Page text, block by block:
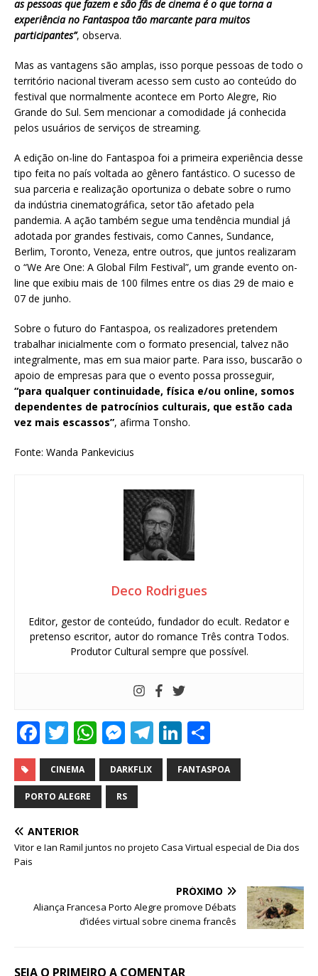
as pessoas que fazem e são fãs de cinema é o que torna a
experiência no Fantaspoa tão marcante para muitos
participantes”, observa.
Mas as vantagens são amplas, isso porque pessoas de todo o
território nacional tiveram acesso sem custo ao conteúdo do
festival que normalmente acontece em Porto Alegre, Rio
Grande do Sul. Sem mencionar a comodidade já conhecida
pelos usuários de serviços de streaming.
A edição on-line do Fantaspoa foi a primeira experiência desse
tipo feita no país voltada ao gênero fantástico. O sucesso de
sua parceria e realização oportuniza o debate sobre o rumo
da indústria cinematográfica, setor tão afetado pela
pandemia. A ação também segue uma tendência mundial já
adotada por grandes festivais, como Cannes, Sundance,
Berlim, Toronto, Veneza, entre outros, que juntos realizaram
o “We Are One: A Global Film Festival”, um grande evento on-
line que exibiu mais de 100 filmes entre os dias 29 de maio e
07 de junho.
Sobre o futuro do Fantaspoa, os realizadores pretendem
trabalhar inicialmente com o formato presencial, talvez não
integralmente, mas em sua maior parte. Para isso, buscarão o
apoio de empresas para que o evento possa prosseguir,
“para qualquer continuidade, física e/ou online, somos
dependentes de patrocínios culturais, que estão cada
vez mais escassos”, afirma Tonsho.
Fonte: Wanda Pankevicius
Deco Rodrigues
Editor, gestor de conteúdo, fundador do ecult. Redator e
pretenso escritor, autor do romance Três contra Todos.
Produtor Cultural sempre que possível.
F
a
c
e
b
o
T
w
it
te
r
W
h
at
s
p
M
e
ss
e
g
T
el
e
m
Li
n
k
n
h
ar
CINEMA DARKFLIX FANTASPOA
PORTO ALEGRE RS
ANTERIOR
Vitor e Ian Ramil juntos no projeto Casa Virtual especial de Dia dos
Pais
PRÓXIMO
Aliança Francesa Porto Alegre promove Débats
d’idées virtual sobre cinema francês
SEJA O PRIMEIRO A COMENTAR